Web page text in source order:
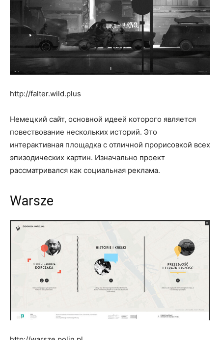
http://falter.wild.plus
Немецкий сайт, основной идеей которого является
повествование нескольких историй. Это
интерактивная площадка с отличной прорисовкой всех
эпизодических картин. Изначально проект
рассматривался как социальная реклама.
Warsze